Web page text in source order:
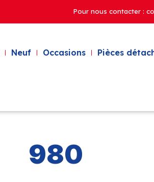
Pour nous contacter :
Neuf Occasions Pièces
980